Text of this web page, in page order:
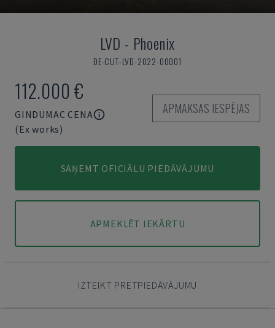
LVD - Phoenix
DE-CUT-LVD-2022-00001
112.000 €
GINDUMAC CENA
(Ex works)
APMAKSAS IESPĒJAS
SAŅEMT OFICIĀLU PIEDĀVĀJUMU
APMEKLĒT IEKĀRTU
IZTEIKT PRETPIEDĀVĀJUMU